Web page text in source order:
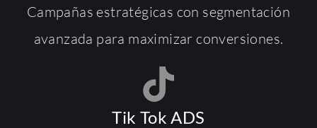
Campañas estratégicas con segmentación
avanzada para maximizar conversiones.
Tik Tok ADS